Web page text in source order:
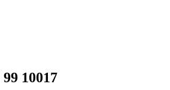
99 10017